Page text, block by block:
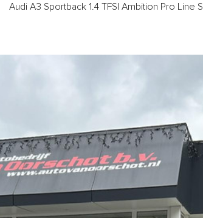
Audi A3 Sportback 1.4 TFSI Ambition Pro Line S